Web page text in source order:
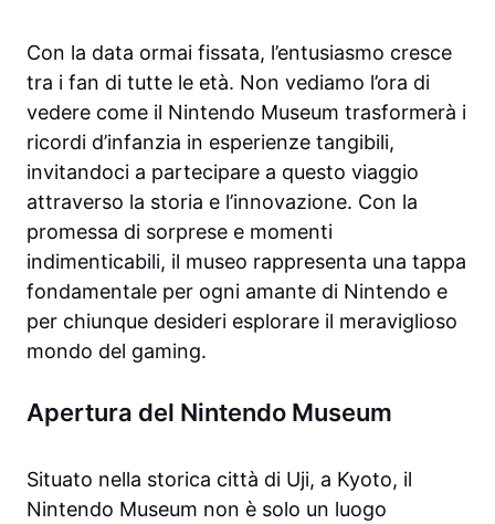
Con la data ormai fissata, l’entusiasmo cresce
tra i fan di tutte le età. Non vediamo l’ora di
vedere come il Nintendo Museum trasformerà i
ricordi d’infanzia in esperienze tangibili,
invitandoci a partecipare a questo viaggio
attraverso la storia e l’innovazione. Con la
promessa di sorprese e momenti
indimenticabili, il museo rappresenta una tappa
fondamentale per ogni amante di Nintendo e
per chiunque desideri esplorare il meraviglioso
mondo del gaming.
Apertura del Nintendo Museum
Situato nella storica città di Uji, a Kyoto, il
Nintendo Museum non è solo un luogo